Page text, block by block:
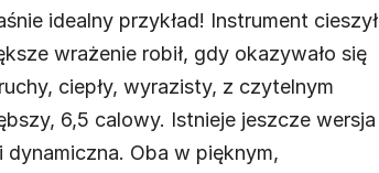
idealny przykład! Instrument cieszył
wrażenie robił, gdy okazywało się
ciepły, wyrazisty, z czytelnym
6,5 calowy. Istnieje jeszcze wersja
dynamiczna. Oba w pięknym,